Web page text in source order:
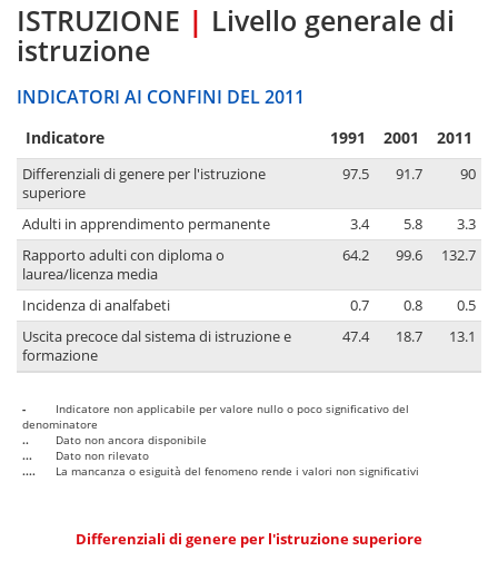
ISTRUZIONE | Livello generale di
istruzione
INDICATORI AI CONFINI DEL 2011
Indicatore 1991 2001 2011
Differenziali di genere per l'istruzione
superiore
97.5 91.7 90
Adulti in apprendimento permanente 3.4 5.8
3.3
Rapporto adulti con diploma o
laurea/licenza media
64.2 99.6 132.7
Incidenza di analfabeti 0.7 0.8
0.5
Uscita precoce dal sistema di istruzione e
formazione
47.4 18.7 13.1
-
Indicatore non applicabile per valore nullo o poco significativo del
denominatore
..
Dato non ancora disponibile
...
Dato non rilevato
....
La mancanza o esiguità del fenomeno rende i valori non significativi
Differenziali di genere per l'istruzione superiore